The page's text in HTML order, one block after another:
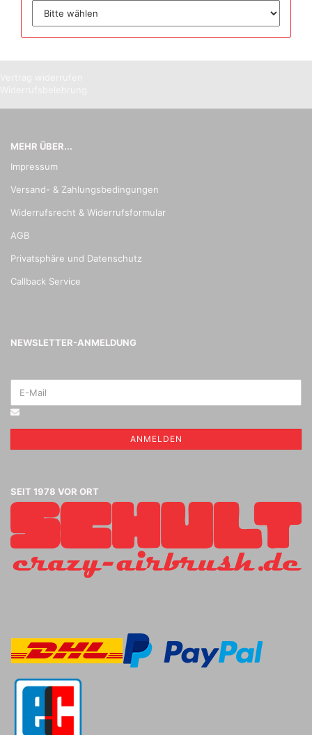
MEHR ÜBER...
Impressum
Versand- & Zahlungsbedingungen
Widerrufsrecht & Widerrufsformular
AGB
Privatsphäre und Datenschutz
Callback Service
NEWSLETTER-ANMELDUNG
ANMELDEN
SEIT 1978 VOR ORT